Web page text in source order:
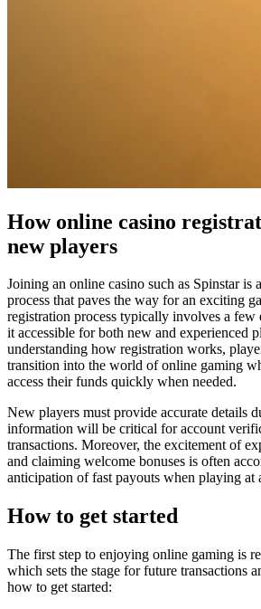
How online casino
new players
Joining an online casino such as Spinstar is
process that paves the way for an exciting
registration process typically involves a few
it accessible for both new and experienced
understanding how registration works,
transition into the world of online gaming
access their funds quickly when needed.
New players must provide accurate details
information will be critical for account
transactions. Moreover, the excitement of
and claiming welcome bonuses is often
anticipation of fast payouts when playing at
How to get started
The first step to enjoying online gaming is
which sets the stage for future transactions
how to get started: